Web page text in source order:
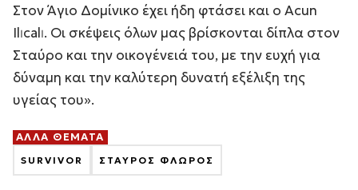
Στον Άγιο Δομίνικο έχει ήδη φτάσει και ο Acun
Ilıcalı. Οι σκέψεις όλων μας βρίσκονται δίπλα στον
Σταύρο και την οικογένειά του, με την ευχή για
δύναμη και την καλύτερη δυνατή εξέλιξη της
υγείας του».
ΑΛΛΑ ΘΕΜΑΤΑ
SURVIVOR ΣΤΑΥΡΟΣ ΦΛΩΡΟΣ